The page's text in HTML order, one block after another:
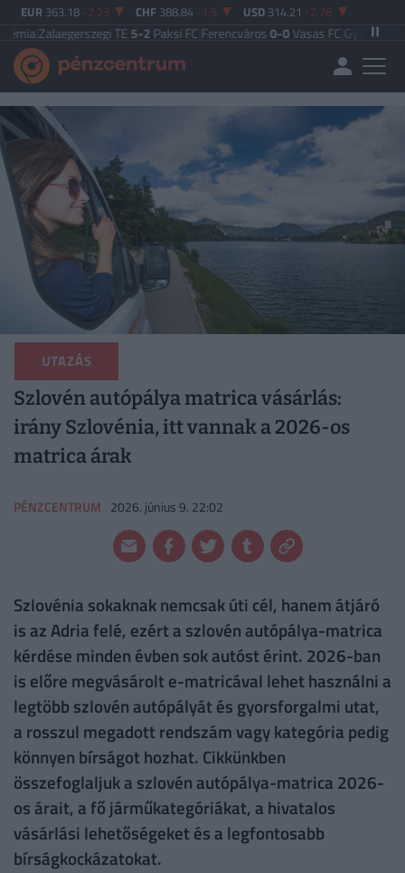
EUR 363.18 -2.23 CHF 388.84 -1.5 USD 314.21 -2.76
TE5-2Paksi FC|Ferencváros0-0Vasas FC|Győri ETO FC 4-0
UTAZÁS
Szlovén autópálya matrica vásárlás:
irány Szlovénia, itt vannak a 2026-os
matrica árak
PÉNZCENTRUM 2026. június 9. 22:02
Szlovénia sokaknak nemcsak úti cél, hanem átjáró
is az Adria felé, ezért a szlovén autópálya-matrica
kérdése minden évben sok autóst érint. 2026-ban
is előre megvásárolt e-matricával lehet használni a
legtöbb szlovén autópályát és gyorsforgalmi utat,
a rosszul megadott rendszám vagy kategória pedig
könnyen bírságot hozhat. Cikkünkben
összefoglaljuk a szlovén autópálya-matrica 2026-
os árait, a fő járműkategóriákat, a hivatalos
vásárlási lehetőségeket és a legfontosabb
bírságkockázatokat.